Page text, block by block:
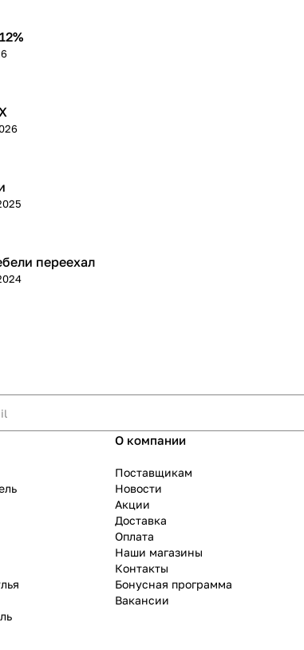
переехал
О компании
Поставщикам
Новости
Акции
Доставка
Оплата
Наши магазины
Контакты
Бонусная программа
Вакансии